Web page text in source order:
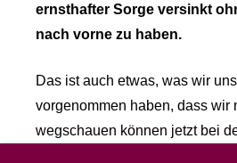
ernsthafter Sorge versinkt
nach vorne zu haben.
Das ist auch etwas, was wir
vorgenommen haben, dass wir
wegschauen können jetzt bei